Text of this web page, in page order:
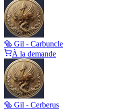
🥯 Gil - Carbuncle
À la demande
🥯 Gil - Cerberus